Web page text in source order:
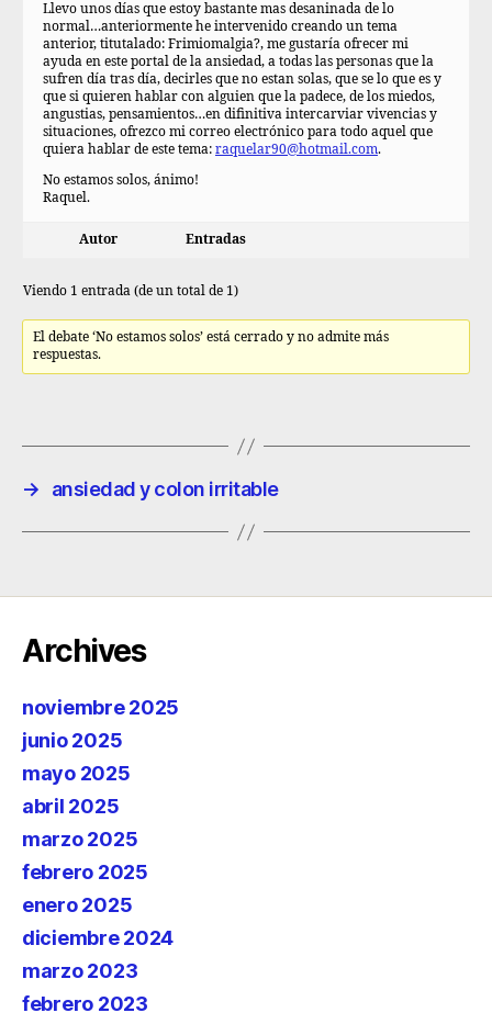
Llevo unos días que estoy bastante mas desaninada de lo
normal…anteriormente he intervenido creando un tema
anterior, titutalado: Frimiomalgia?, me gustaría ofrecer mi
ayuda en este portal de la ansiedad, a todas las personas que la
sufren día tras día, decirles que no estan solas, que se lo que es y
que si quieren hablar con alguien que la padece, de los miedos,
angustias, pensamientos…en difinitiva intercarviar vivencias y
situaciones, ofrezco mi correo electrónico para todo aquel que
quiera hablar de este tema: raquelar90@hotmail.com.
No estamos solos, ánimo!
Raquel.
Autor Entradas
Viendo 1 entrada (de un total de 1)
El debate ‘No estamos solos’ está cerrado y no admite más
respuestas.
→ ansiedad y colon irritable
Archives
noviembre 2025
junio 2025
mayo 2025
abril 2025
marzo 2025
febrero 2025
enero 2025
diciembre 2024
marzo 2023
febrero 2023